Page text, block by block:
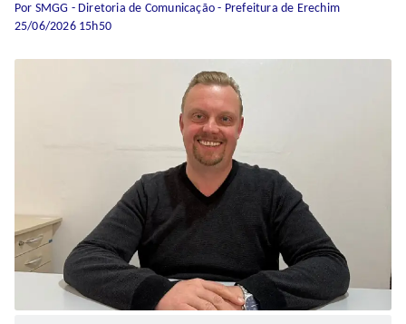
Por SMGG - Diretoria de Comunicação - Prefeitura de Erechim
25/06/2026 15h50